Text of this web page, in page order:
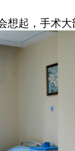
想起，手术